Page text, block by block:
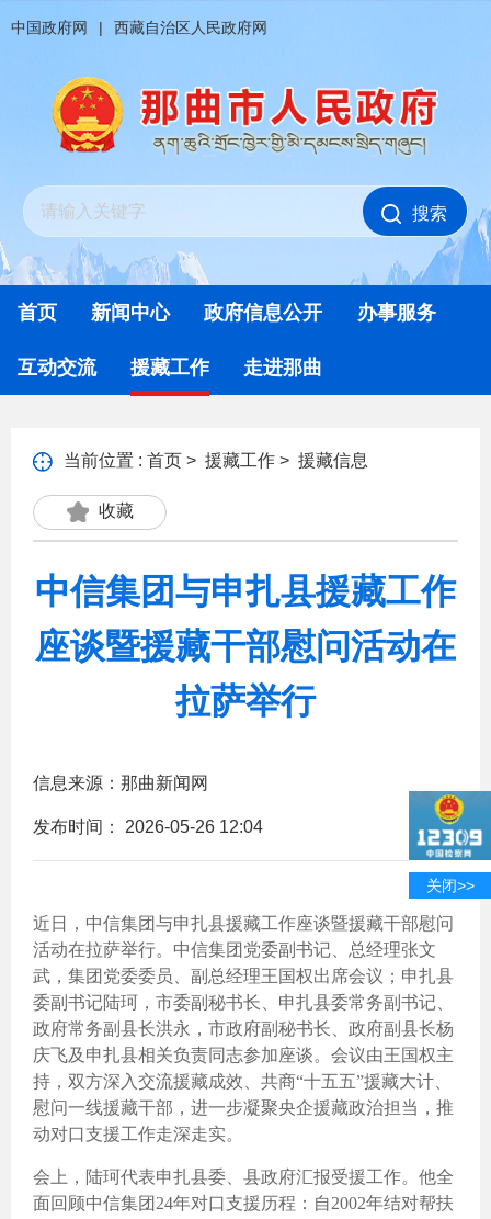
中国政府网 | 西藏自治区人民政府网
搜索
首页 新闻中心 政府信息公开 办事服务
互动交流 援藏工作 走进那曲
当前位置 : 首页 > 援藏工作 > 援藏信息
收藏
中信集团与申扎县援藏工作
座谈暨援藏干部慰问活动在
拉萨举行
信息来源：那曲新闻网
发布时间： 2026-05-26 12:04
近日，中信集团与申扎县援藏工作座谈暨援藏干部慰问
活动在拉萨举行。中信集团党委副书记、总经理张文
武，集团党委委员、副总经理王国权出席会议；申扎县
委副书记陆珂，市委副秘书长、申扎县委常务副书记、
政府常务副县长洪永，市政府副秘书长、政府副县长杨
庆飞及申扎县相关负责同志参加座谈。会议由王国权主
持，双方深入交流援藏成效、共商“十五五”援藏大计、
慰问一线援藏干部，进一步凝聚央企援藏政治担当，推
动对口支援工作走深走实。
会上，陆珂代表申扎县委、县政府汇报受援工作。他全
面回顾中信集团24年对口支援历程：自2002年结对帮扶
关闭>>